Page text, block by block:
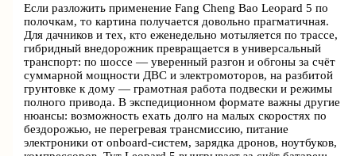
Если разложить применение Fang Cheng Bao Leopard 5 по
полочкам, то картина получается довольно прагматичная.
Для дачников и тех, кто еженедельно мотыляется по трассе,
гибридный внедорожник превращается в универсальный
транспорт: по шоссе — уверенный разгон и обгоны за счёт
суммарной мощности ДВС и электромоторов, на разбитой
грунтовке к дому — грамотная работа подвески и режимы
полного привода. В экспедиционном формате важны другие
нюансы: возможность ехать долго на малых скоростях по
бездорожью, не перегревая трансмиссию, питание
электроники от onboard-систем, зарядка дронов, ноутбуков,